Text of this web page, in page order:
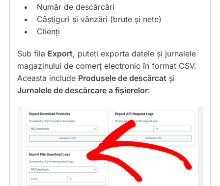
Număr de descărcări
Câștiguri și vânzări (brute și nete)
Clienți
Sub fila Export, puteți exporta datele și jurnalele
magazinului de comerț electronic în format CSV.
Aceasta include Produsele de descărcat și
Jurnalele de descărcare a fișierelor: